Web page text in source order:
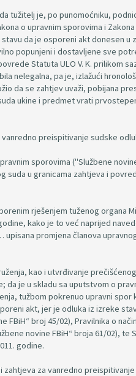
tužitelj je, po punomoćniku,
o upravnim sporovima i
da je osporeni akt donesen
popunjeni i dostavljene sve
Statuta ULO V. K. prilikom
nelegalna, pa je, izlažući
da se zahtjev uvaži, pobijana
ukine i predmet vrati
preispitivanje sudske
sporovima ("Službene
u granicama zahtjeva i
rješenjem tuženog organa
kako je to već naprijed
promjena članova
kao i utvrđivanje
da je u skladu sa uputstvom o
tužbom pokrenuo upravni
akt, jer je odluka iz izreke
FBiH“ broj 45/02), Pravilnika o
novine FBiH“ broja 61/02),
godine.
zahtjeva za vanredno